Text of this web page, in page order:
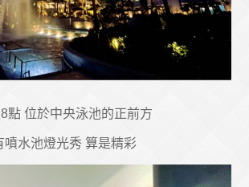
點 位於中央泳池的正前方
噴水池燈光秀 算是精彩